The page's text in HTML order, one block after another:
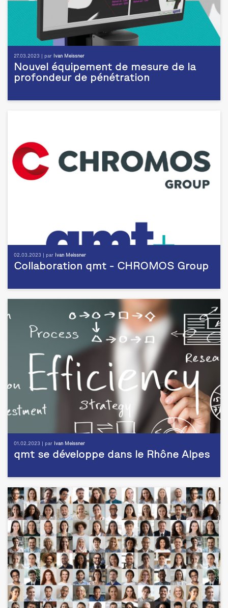
27.03.2023 | par Ivan Meissner
Nouvel équipement de mesure de la
profondeur de pénétration
02.03.2023 | par Ivan Meissner
Collaboration qmt - CHROMOS Group
01.02.2023 | par Ivan Meissner
qmt se développe dans le Rhône Alpes